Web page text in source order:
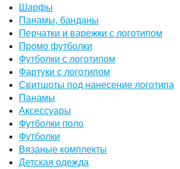
Шарфы
Панамы, банданы
Перчатки и варежки с логотипом
Промо футболки
Футболки с логотипом
Фартуки с логотипом
Свитшоты под нанесение логотипа
Панамы
Аксессуары
Футболки поло
Футболки
Вязаные комплекты
Детская одежда